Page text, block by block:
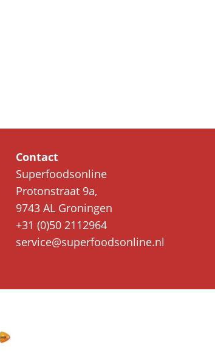
Contact
Superfoodsonline
Protonstraat 9a,
9743 AL Groningen
+31 (0)50 2112964
service@superfoodsonline.nl